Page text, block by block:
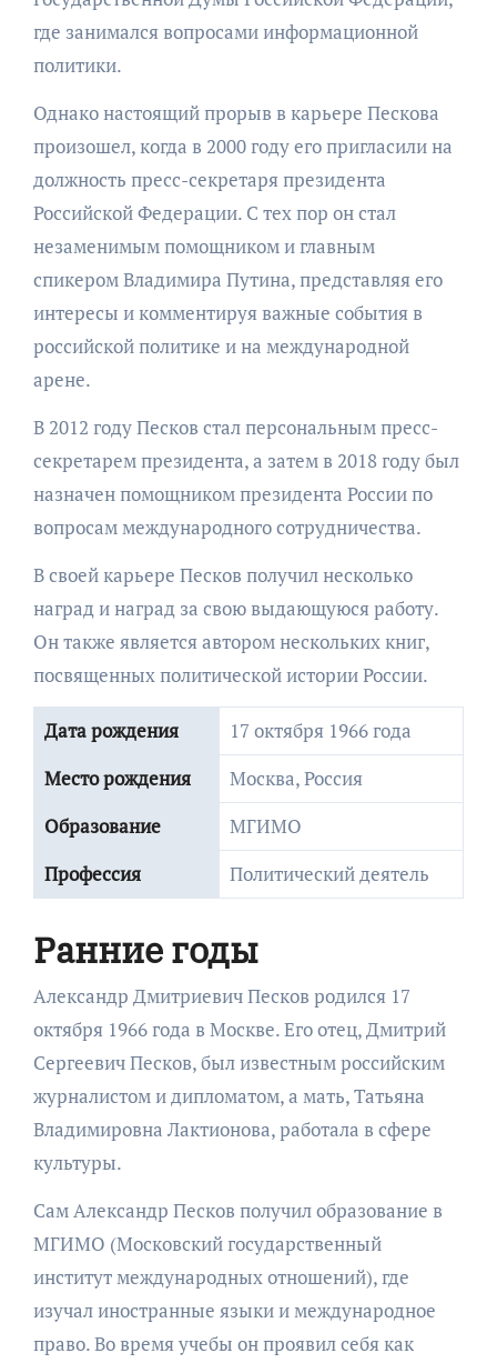
где занимался вопросами информационной
политики.
Однако настоящий прорыв в карьере Пескова
произошел, когда в 2000 году его пригласили на
должность пресс-секретаря президента
Российской Федерации. С тех пор он стал
незаменимым помощником и главным
спикером Владимира Путина, представляя его
интересы и комментируя важные события в
российской политике и на международной
арене.
В 2012 году Песков стал персональным пресс-
секретарем президента, а затем в 2018 году был
назначен помощником президента России по
вопросам международного сотрудничества.
В своей карьере Песков получил несколько
наград и наград за свою выдающуюся работу.
Он также является автором нескольких книг,
посвященных политической истории России.
Дата рождения
17 октября 1966 года
Место рождения
Москва, Россия
Образование
МГИМО
Профессия
Политический деятель
Ранние годы
Александр Дмитриевич Песков родился 17
октября 1966 года в Москве. Его отец, Дмитрий
Сергеевич Песков, был известным российским
журналистом и дипломатом, а мать, Татьяна
Владимировна Лактионова, работала в сфере
культуры.
Сам Александр Песков получил образование в
МГИМО (Московский государственный
институт международных отношений), где
изучал иностранные языки и международное
право. Во время учебы он проявил себя как